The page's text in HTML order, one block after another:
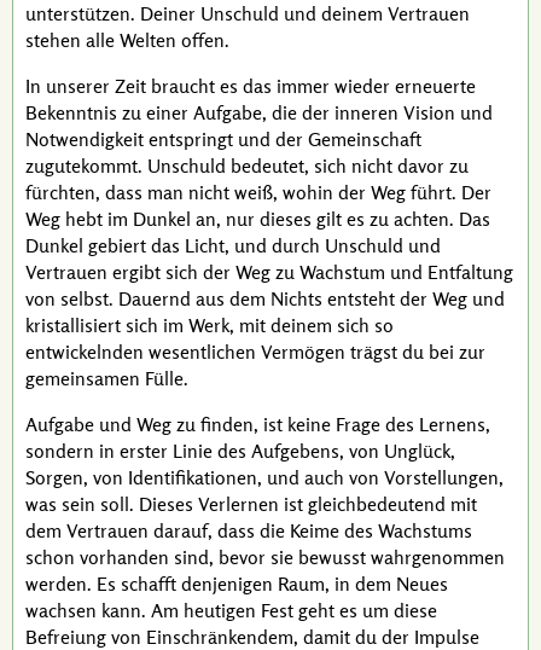
unterstützen. Deiner Unschuld und deinem Vertrauen
stehen alle Welten offen.
In unserer Zeit braucht es das immer wieder erneuerte
Bekenntnis zu einer Aufgabe, die der inneren Vision und
Notwendigkeit entspringt und der Gemeinschaft
zugutekommt. Unschuld bedeutet, sich nicht davor zu
fürchten, dass man nicht weiß, wohin der Weg führt. Der
Weg hebt im Dunkel an, nur dieses gilt es zu achten. Das
Dunkel gebiert das Licht, und durch Unschuld und
Vertrauen ergibt sich der Weg zu Wachstum und Entfaltung
von selbst. Dauernd aus dem Nichts entsteht der Weg und
kristallisiert sich im Werk, mit deinem sich so
entwickelnden wesentlichen Vermögen trägst du bei zur
gemeinsamen Fülle.
Aufgabe und Weg zu finden, ist keine Frage des Lernens,
sondern in erster Linie des Aufgebens, von Unglück,
Sorgen, von Identifikationen, und auch von Vorstellungen,
was sein soll. Dieses Verlernen ist gleichbedeutend mit
dem Vertrauen darauf, dass die Keime des Wachstums
schon vorhanden sind, bevor sie bewusst wahrgenommen
werden. Es schafft denjenigen Raum, in dem Neues
wachsen kann. Am heutigen Fest geht es um diese
Befreiung von Einschränkendem, damit du der Impulse